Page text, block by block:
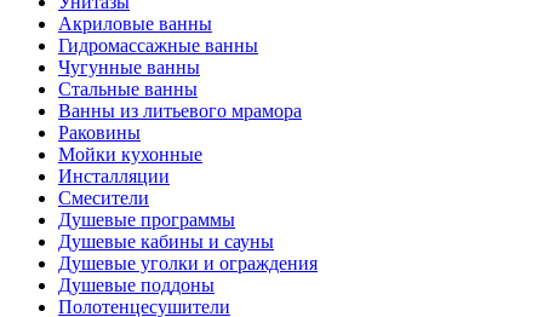
Акриловые ванны
Гидромассажные ванны
Чугунные ванны
Стальные ванны
Ванны из литьевого мрамора
Раковины
Мойки кухонные
Инсталляции
Смесители
Душевые программы
Душевые кабины и сауны
Душевые уголки и ограждения
Душевые поддоны
Полотенцесушители